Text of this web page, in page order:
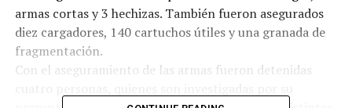
armas cortas y 3 hechizas. También fueron asegurados
diez cargadores, 140 cartuchos útiles y una granada de
fragmentación.
Con el aseguramiento de las armas fueron detenidas